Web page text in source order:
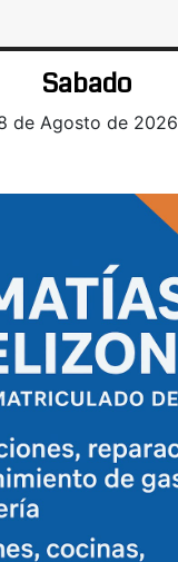
Sabado
de Agosto de 2026